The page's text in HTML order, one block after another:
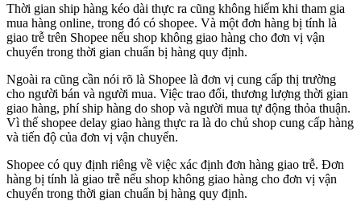
Thời gian ship hàng kéo dài thực ra cũng không hiếm khi tham gia
mua hàng online, trong đó có shopee. Và một đơn hàng bị tính là
giao trễ trên Shopee nếu shop không giao hàng cho đơn vị vận
chuyển trong thời gian chuẩn bị hàng quy định.
Ngoài ra cũng cần nói rõ là Shopee là đơn vị cung cấp thị trường
cho người bán và người mua. Việc trao đổi, thương lượng thời gian
giao hàng, phí ship hàng do shop và người mua tự động thỏa thuận.
Vì thế shopee delay giao hàng thực ra là do chủ shop cung cấp hàng
và tiến độ của đơn vị vận chuyển.
Shopee có quy định riêng về việc xác định đơn hàng giao trễ. Đơn
hàng bị tính là giao trễ nếu shop không giao hàng cho đơn vị vận
chuyển trong thời gian chuẩn bị hàng quy định.